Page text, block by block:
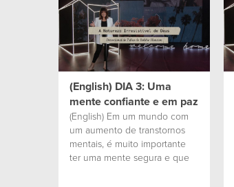
(English) DIA 3: Uma
mente confiante e em paz
(English) Em um mundo com
um aumento de transtornos
mentais, é muito importante
ter uma mente segura e que